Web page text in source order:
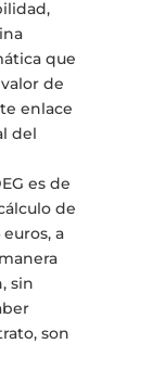
que
de
enlace
del
es de
de
euros, a
sin
son